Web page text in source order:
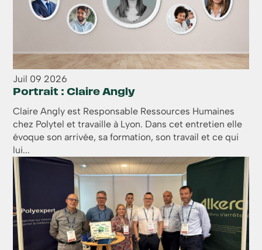
Juil 09 2026
Portrait : Claire Angly
Claire Angly est Responsable Ressources Humaines
chez Polytel et travaille à Lyon. Dans cet entretien elle
évoque son arrivée, sa formation, son travail et ce qui
lui...